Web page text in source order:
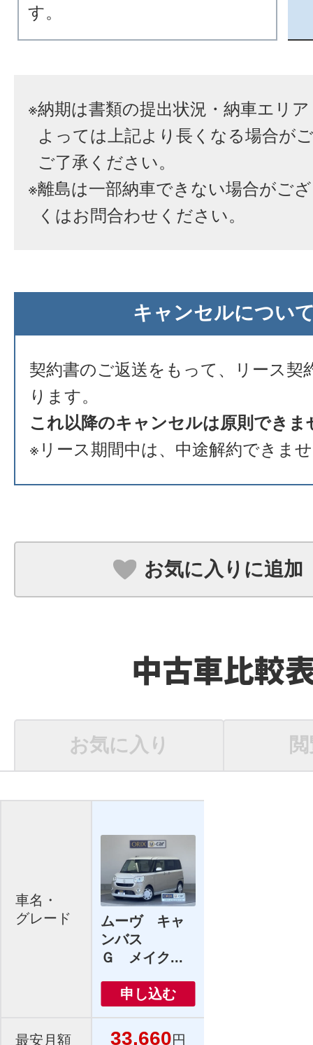
す。
※納期は書類の提出状況・納車エリ
よっては上記より長くなる場合が
ご了承ください。
※離島は一部納車できない場合がご
くはお問合わせください。
キャンセルについ
契約書のご返送をもって、リース契
ります。
これ以降のキャンセルは原則できま
※リース期間中は、中途解約できま
お気に入りに追加
中古車比較
お気に入り
車名・
グレード
ムーヴ キャ
ンバス
Ｇ メイク...
申し込む
最安月額
33,660円